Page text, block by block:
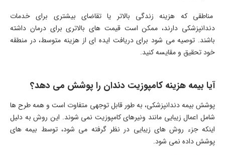
مناطقی که هزینه زندگی بالاتر یا تقاضای بیشتری برای خدمات
دندانپزشکی دارند، ممکن است قیمت های بالاتری برای درمان داشته
باشند. توصیه می شود برای دریافت ایده ای از هزینه متوسط، در منطقه
خود تحقیق و مقایسه کنید.
آیا بیمه هزینه کامپوزیت دندان را پوشش می دهد؟
پوشش بیمه دندانپزشکی، به طور قابل توجهی متفاوت است و همه طرح ها
شامل اعمال زیبایی مانند ونیرهای کامپوزیت نمی شوند. این روش به دلیل
اینکه جزء روش های زیبایی در نظر گرفته می شود، توسط بیمه های
پوشش داده نمی شود.